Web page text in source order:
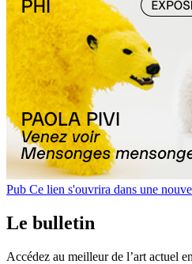
Pub Ce lien s'ouvrira dans une
Le bulletin
Accédez au meilleur de l’art actuel